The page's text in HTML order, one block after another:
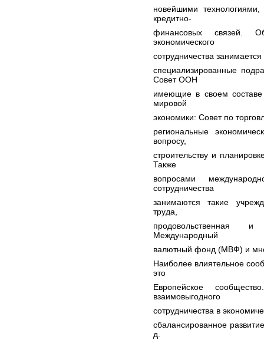
новейшими технологиями,
кредитно-
финансовых связей.
экономического
сотрудничества
специализированные
Совет ООН
имеющие в своем
мировой
экономики: Совет по
региональные
вопросу,
строительству и
Также
вопросами
сотрудничества
занимаются такие
труда,
продовольственная и
Международный
валютный фонд (МВФ) и
Наиболее влиятельное
это
Европейское
взаимовыгодного
сотрудничества в
сбалансированное
д.